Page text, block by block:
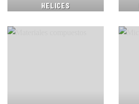
HELICES